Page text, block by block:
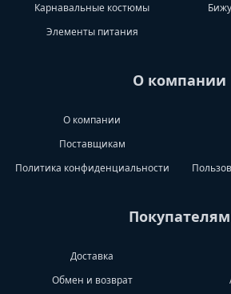
Карнавальные костюмы
Элементы питания
О компании
О компании
Поставщикам
Политика конфиденциальности
Покупателям
Доставка
Обмен и возврат